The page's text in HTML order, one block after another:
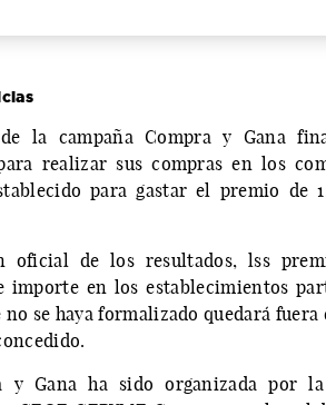
la campaña Compra y Gana
realizar sus compras en los
para gastar el premio de
oficial de los resultados, lss
importe en los establecimientos
se haya formalizado quedará
y Gana ha sido organizada por